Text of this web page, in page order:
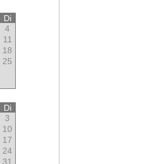
Di
4
11
18
25
Di
3
10
17
24
31